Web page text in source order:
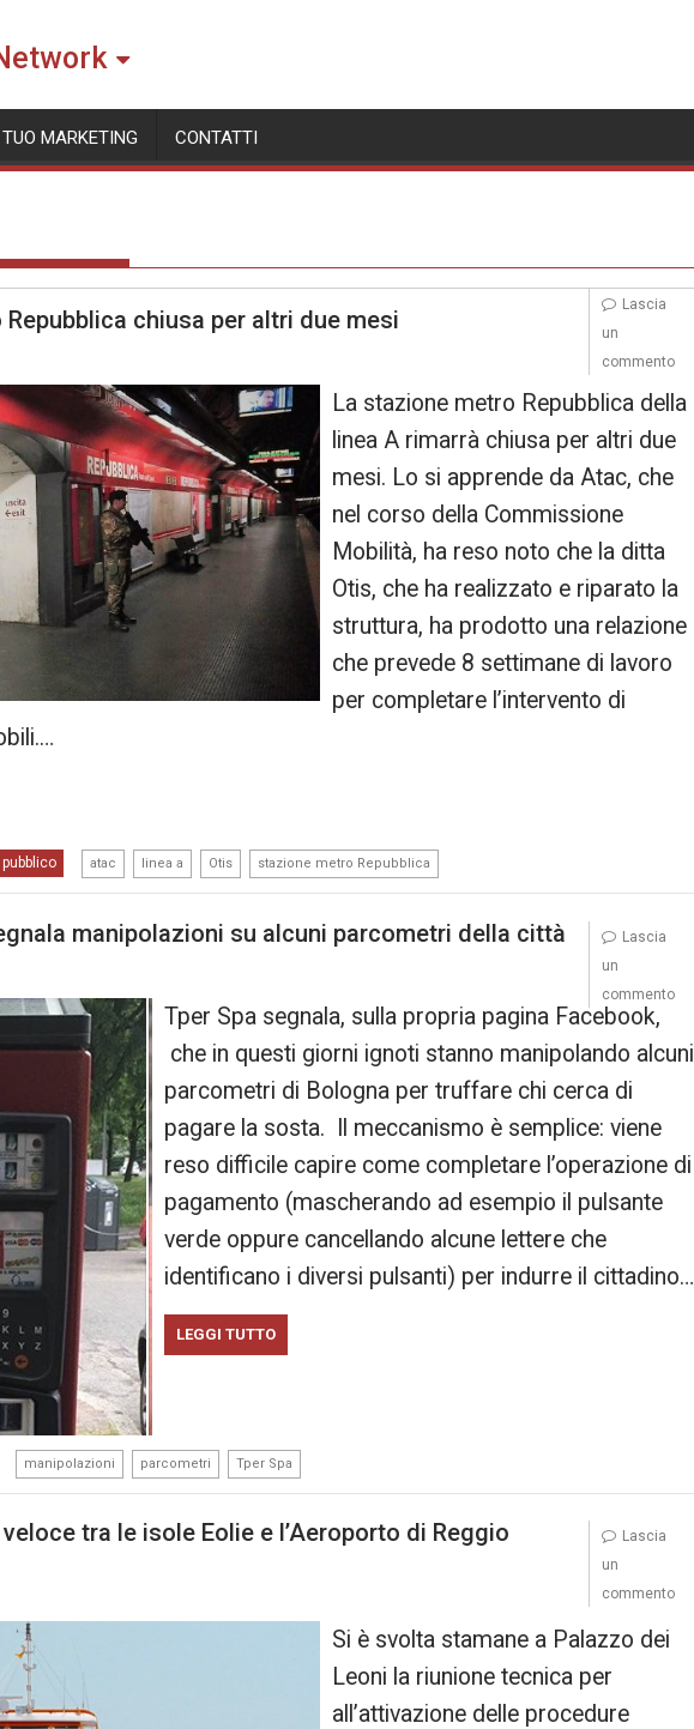
MARKETING CONTATTI
chiusa per altri due mesi
La stazione metro Repubblica della
linea A rimarrà chiusa per altri due
mesi. Lo si apprende da Atac, che
nel corso della Commissione
Mobilità, ha reso noto che la ditta
Otis, che ha realizzato e riparato la
struttura, ha prodotto una relazione
che prevede 8 settimane di lavoro
per completare l’intervento di
atac linea a Otis stazione metro Repubblica
Lascia
un
commento
manipolazioni su alcuni parcometri della città
Tper Spa segnala, sulla propria pagina Facebook,
che in questi giorni ignoti stanno manipolando alcuni
parcometri di Bologna per truffare chi cerca di
pagare la sosta. Il meccanismo è semplice: viene
reso difficile capire come completare l’operazione di
pagamento (mascherando ad esempio il pulsante
verde oppure cancellando alcune lettere che
identificano i diversi pulsanti) per indurre il cittadino…
LEGGI TUTTO
manipolazioni parcometri Tper Spa
Lascia
un
commento
tra le isole Eolie e l’Aeroporto di Reggio
Si è svolta stamane a Palazzo dei
Leoni la riunione tecnica per
all’attivazione delle procedure
Lascia
un
commento